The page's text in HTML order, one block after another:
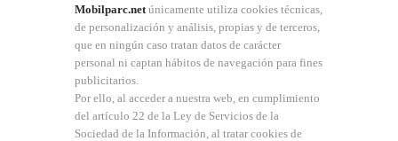
Mobilparc.net únicamente utiliza cookies técnicas,
de personalización y análisis, propias y de terceros,
que en ningún caso tratan datos de carácter
personal ni captan hábitos de navegación para fines
publicitarios.
Por ello, al acceder a nuestra web, en cumplimiento
del artículo 22 de la Ley de Servicios de la
Sociedad de la Información, al tratar cookies de